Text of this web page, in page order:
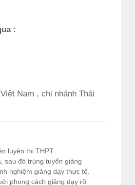
:
Nam , chi nhánh Thái
luyện thi THPT
sau đó trúng tuyển giảng
nghiệm giảng dạy thực tế.
phong cách giảng dạy rõ